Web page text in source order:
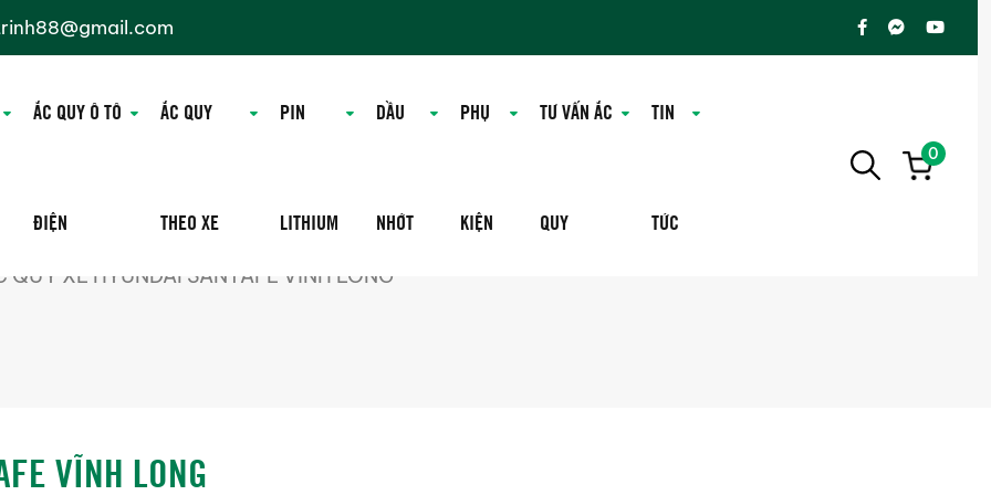
ẮC QUY Ô TÔ
ĐIỆN
ẮC QUY
THEO XE
PIN
LITHIUM
DẦU
NHỚT
PHỤ
KIỆN
TƯ VẤN ẮC
QUY
TIN
TỨC
0
QUY XE HYUNDAI SANTAFE VĨNH LONG
VĨNH LONG